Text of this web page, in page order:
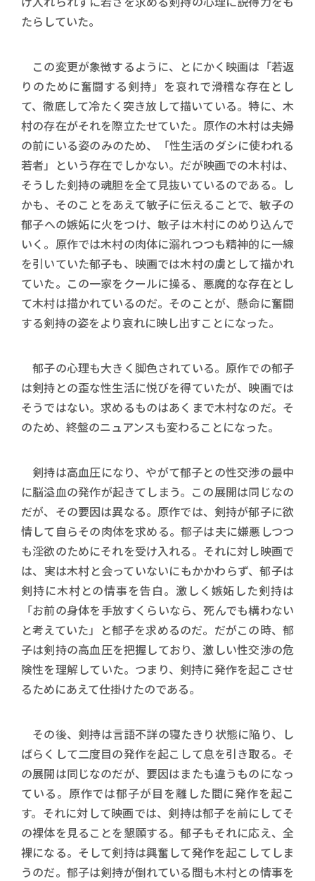
たらしていた。
この変更が象徴するように、とにかく映画は「若返
りのために奮闘する剣持」を哀れで滑稽な存在とし
て、徹底して冷たく突き放して描いている。特に、木
村の存在がそれを際立たせていた。原作の木村は夫婦
の前にいる姿のみのため、「性生活のダシに使われる
若者」という存在でしかない。だが映画での木村は、
そうした剣持の魂胆を全て見抜いているのである。し
かも、そのことをあえて敏子に伝えることで、敏子の
郁子への嫉妬に火をつけ、敏子は木村にのめり込んで
いく。原作では木村の肉体に溺れつつも精神的に一線
を引いていた郁子も、映画では木村の虜として描かれ
ていた。この一家をクールに操る、悪魔的な存在とし
て木村は描かれているのだ。そのことが、懸命に奮闘
する剣持の姿をより哀れに映し出すことになった。
郁子の心理も大きく脚色されている。原作での郁子
は剣持との歪な性生活に悦びを得ていたが、映画では
そうではない。求めるものはあくまで木村なのだ。そ
のため、終盤のニュアンスも変わることになった。
剣持は高血圧になり、やがて郁子との性交渉の最中
に脳溢血の発作が起きてしまう。この展開は同じなの
だが、その要因は異なる。原作では、剣持が郁子に欲
情して自らその肉体を求める。郁子は夫に嫌悪しつつ
も淫欲のためにそれを受け入れる。それに対し映画で
は、実は木村と会っていないにもかかわらず、郁子は
剣持に木村との情事を告白。激しく嫉妬した剣持は
「お前の身体を手放すくらいなら、死んでも構わない
と考えていた」と郁子を求めるのだ。だがこの時、郁
子は剣持の高血圧を把握しており、激しい性交渉の危
険性を理解していた。つまり、剣持に発作を起こさせ
るためにあえて仕掛けたのである。
その後、剣持は言語不詳の寝たきり状態に陥り、し
ばらくして二度目の発作を起こして息を引き取る。そ
の展開は同じなのだが、要因はまたも違うものになっ
ている。原作では郁子が目を離した間に発作を起こ
す。それに対して映画では、剣持は郁子を前にしてそ
の裸体を見ることを懇願する。郁子もそれに応え、全
裸になる。そして剣持は興奮して発作を起こしてしま
うのだ。郁子は剣持が倒れている間も木村との情事を